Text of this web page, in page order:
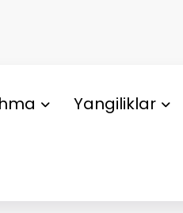
Yangiliklar